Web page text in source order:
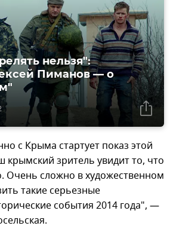
нельзя":
Пиманов — о
с Крыма стартует показ этой
зритель увидит то, что
Очень сложно в художественном
такие серьезные
события 2014 года", —